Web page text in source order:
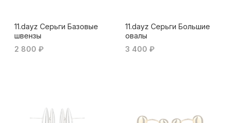
11.dayz Серьги Базовые
швензы
2 800 ₽
11.dayz Серьги Большие
овалы
3 400 ₽